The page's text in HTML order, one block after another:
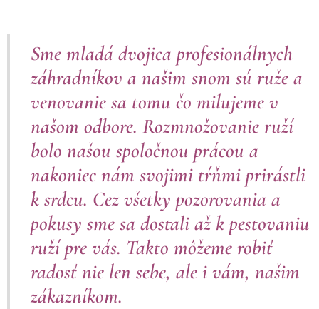
Sme mladá dvojica profesionálnych
záhradníkov a našim snom sú ruže a
venovanie sa tomu čo milujeme v
našom odbore. Rozmnožovanie ruží
bolo našou spoločnou prácou a
nakoniec nám svojimi tŕňmi prirástli
k srdcu. Cez všetky pozorovania a
pokusy sme sa dostali až k pestovaniu
ruží pre vás. Takto môžeme robiť
radosť nie len sebe, ale i vám, našim
zákazníkom.